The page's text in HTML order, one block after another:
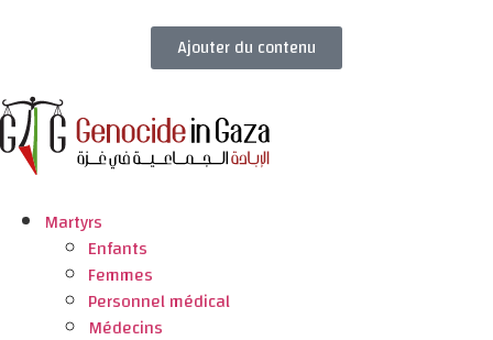
Ajouter du contenu
Martyrs
Enfants
Femmes
Personnel médical
Médecins